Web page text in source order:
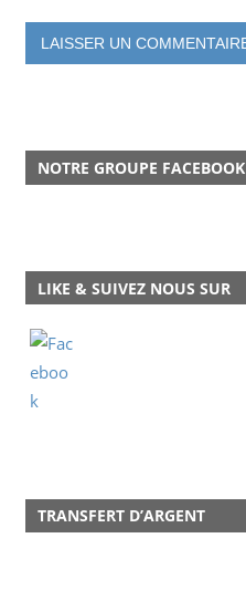
NOTRE GROUPE FACEBOOK
LIKE & SUIVEZ NOUS SUR
TRANSFERT D’ARGENT